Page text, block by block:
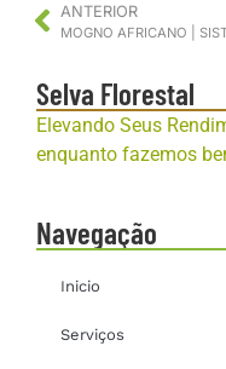
ANTERIOR
Selva Florestal
Elevando Seus
enquanto fazemos
Navegação
Inicio
Serviços